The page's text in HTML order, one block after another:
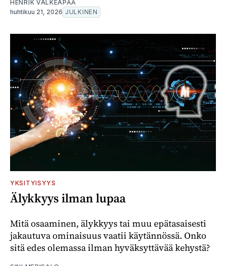
HENRIK VALKEAPÄÄ
huhtikuu 21, 2026 JULKINEN
YKSITYISYYS
Älykkyys ilman lupaa
Mitä osaaminen, älykkyys tai muu epätasaisesti
jakautuva ominaisuus vaatii käytännössä. Onko
sitä edes olemassa ilman hyväksyttävää kehystä?